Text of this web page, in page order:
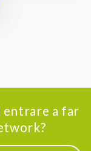
entrare a far